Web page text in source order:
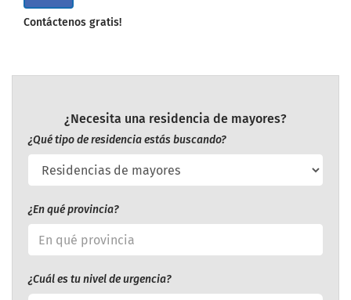
Contáctenos gratis!
¿Necesita una residencia de mayores?
¿Qué tipo de residencia estás buscando?
¿En qué provincia?
¿Cuál es tu nivel de urgencia?